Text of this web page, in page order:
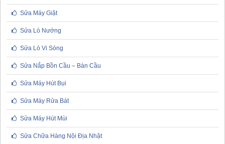
Sửa Máy Giặt
Sửa Lò Nướng
Sửa Lò Vi Sóng
Sửa Nắp Bồn Cầu – Bàn Cầu
Sửa Máy Hút Bụi
Sửa Máy Rửa Bát
Sửa Máy Hút Mùi
Sửa Chữa Hàng Nội Địa Nhật